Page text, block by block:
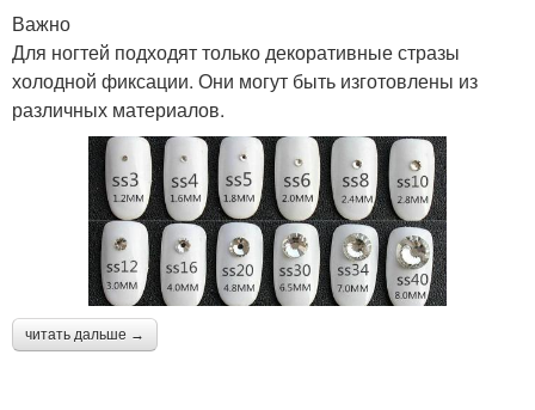
Важно
Для ногтей подходят только декоративные стразы
холодной фиксации. Они могут быть изготовлены из
различных материалов.
читать дальше →